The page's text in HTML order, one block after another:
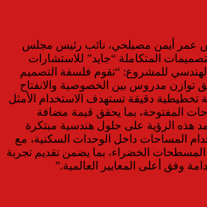
عمر أيمن مصيلحي، نائب رئيس مجلس
المتكاملة “جايد” للاستشارات
للمشروع: “تقوم فلسفة التصميم
توازن مدروس بين الخصوصية والانفتاح
تخطيطية دقيقة تستهدف الاستخدام الأمثل
المفتوحة، بما يحقق قيمة مضافة
هذه الرؤية على حلول هندسية مبتكرة
المساحات داخل الوحدات السكنية، مع
الخضراء، بما يضمن تقديم تجربة
وفق أعلى المعايير العالمية.”